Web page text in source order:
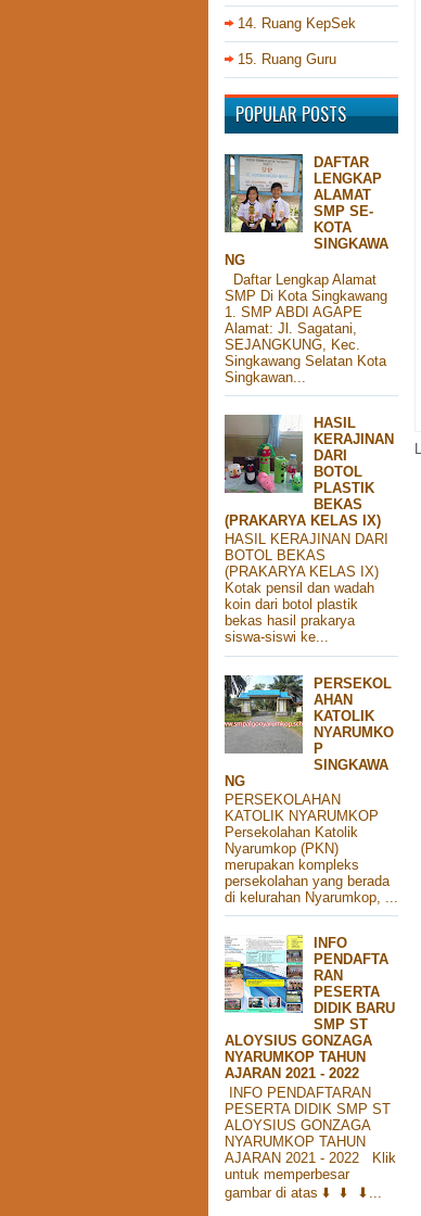
14. Ruang KepSek
15. Ruang Guru
POPULAR POSTS
DAFTAR
LENGKAP
ALAMAT
SMP SE-
KOTA
SINGKAWA
NG
Daftar Lengkap Alamat
SMP Di Kota Singkawang
1. SMP ABDI AGAPE
Alamat: Jl. Sagatani,
SEJANGKUNG, Kec.
Singkawang Selatan Kota
Singkawan...
HASIL
KERAJINAN
DARI
BOTOL
PLASTIK
BEKAS
(PRAKARYA KELAS IX)
HASIL KERAJINAN DARI
BOTOL BEKAS
(PRAKARYA KELAS IX)
Kotak pensil dan wadah
koin dari botol plastik
bekas hasil prakarya
siswa-siswi ke...
PERSEKOL
AHAN
KATOLIK
NYARUMKO
P
SINGKAWA
NG
PERSEKOLAHAN
KATOLIK NYARUMKOP
Persekolahan Katolik
Nyarumkop (PKN)
merupakan kompleks
persekolahan yang berada
di kelurahan Nyarumkop, ...
INFO
PENDAFTA
RAN
PESERTA
DIDIK BARU
SMP ST
ALOYSIUS GONZAGA
NYARUMKOP TAHUN
AJARAN 2021 - 2022
INFO PENDAFTARAN
PESERTA DIDIK SMP ST
ALOYSIUS GONZAGA
NYARUMKOP TAHUN
AJARAN 2021 - 2022 Klik
untuk memperbesar
gambar di atas ⬇️ ⬇️ ⬇...